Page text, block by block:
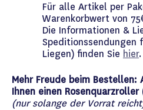
Für alle Artikel per
Warenkorbwert von
Die Informationen &
Speditionssendungen
Liegen) finden Sie hier.
Mehr Freude beim Bestellen:
Ihnen einen Rosenquarzroller
(nur solange der Vorrat